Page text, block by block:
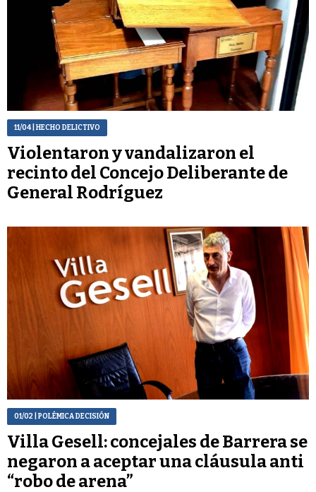
11/04| HECHO DELICTIVO
Violentaron y vandalizaron el
recinto del Concejo Deliberante de
General Rodríguez
01/02 | POLÉMICA DECISIÓN
Villa Gesell: concejales de Barrera se
negaron a aceptar una cláusula anti
“robo de arena”